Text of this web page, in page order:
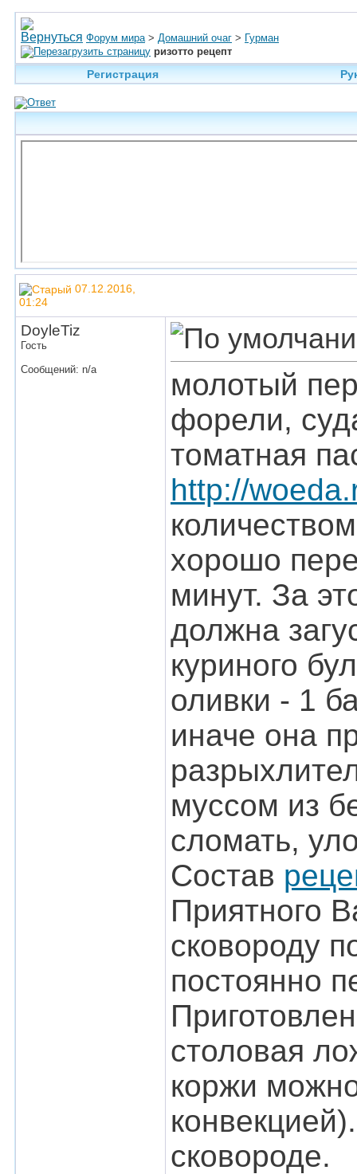
Форум мира > Домашний очаг > Гурман
ризотто рецепт
Регистрация
07.12.2016,
01:24
DoyleTiz
Гость
Сообщений: n/a
молотый
форели,
томатная
http://
хорошо
минут. За
должна
куриного
оливки - 1
иначе она
муссом из
сломать,
Состав
Приятного
сковороду
постоянно
столовая
коржи
сковороде.